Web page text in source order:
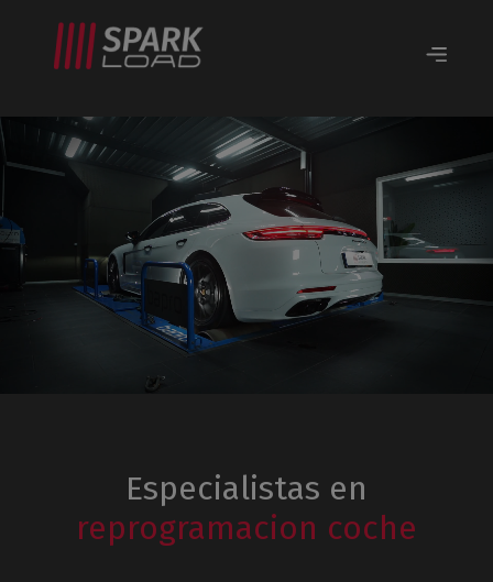
Especialistas en
reprogramacion coche